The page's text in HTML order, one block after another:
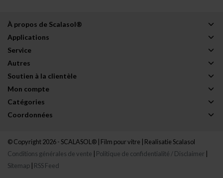
À propos de Scalasol®
Applications
Service
Autres
Soutien à la clientèle
Mon compte
Catégories
Coordonnées
© Copyright 2026 - SCALASOL® | Film pour vitre | Realisatie Scalasol
Conditions générales de vente
Politique de confidentialité / Disclaimer
Sitemap RSS Feed